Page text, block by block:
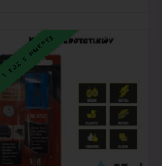
1 ΕΩΣ 3 ΗΜΕΡΕΣ